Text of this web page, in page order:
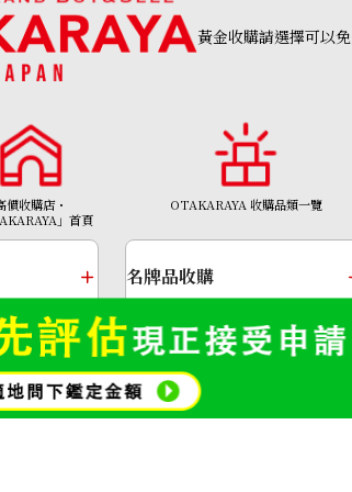
8.6ct
黃金收購請選擇可以免
價收購店・
」首頁
OTAKARAYA 收購品類一覽
名牌品收購